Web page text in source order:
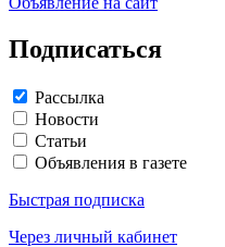
Подписаться
Рассылка
Новости
Статьи
Объявления в газете
Быстрая подписка
Через личный кабинет